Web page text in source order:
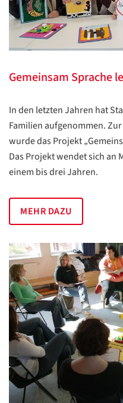
Gemeinsam Sprache
In den letzten Jahren hat
Familien aufgenommen.
wurde das Projekt
Das Projekt wendet sich an
einem bis drei Jahren.
MEHR DAZU